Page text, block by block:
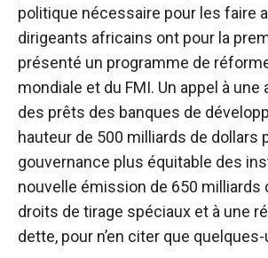
politique nécessaire pour les faire
dirigeants africains ont pour la
présenté un programme de
mondiale et du FMI. Un appel à
des prêts des banques de
hauteur de 500 milliards de dollars
gouvernance plus équitable des
nouvelle émission de 650 milliards
droits de tirage spéciaux et à une
dette, pour n’en citer que